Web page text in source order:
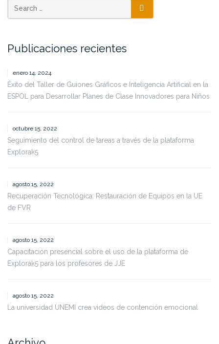
SEARCH
Publicaciones recientes
enero 14, 2024
Éxito del Taller de Guiones Gráficos e Inteligencia Artificial en la
ESPOL para Desarrollar Planes de Clase Innovadores para Niños
octubre 15, 2022
Seguimiento del control de tareas a través de la plataforma
Explorak5
agosto 15, 2022
Recuperación Tecnológica: Restauración de Equipos en la UE
de FVR
agosto 15, 2022
Capacitación presencial sobre el uso de la plataforma de
Explorak5 para los profesores de JJE
agosto 15, 2022
La universidad UNEMI crea videos de contención emocional